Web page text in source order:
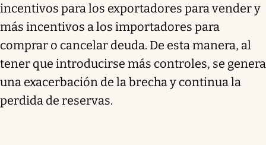
incentivos para los exportadores para vender y
más incentivos a los importadores para
comprar o cancelar deuda. De esta manera, al
tener que introducirse más controles, se genera
una exacerbación de la brecha y continua la
perdida de reservas.